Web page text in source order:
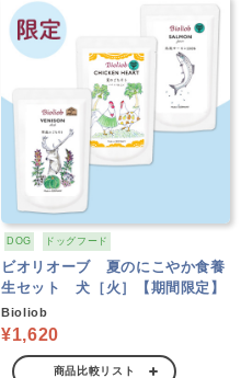
DOG ドッグフード
ビオリオーブ 夏のにこやか食養
生セット 犬［火］【期間限定】
Bioliob
¥1,620
商品比較リスト